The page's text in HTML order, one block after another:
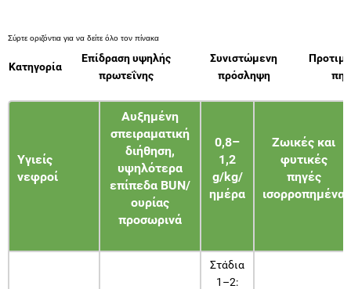
Κατηγορία
Επίδραση υψηλής
πρωτεΐνης
Συνιστώμενη
πρόσληψη
Υγιείς
νεφροί
Αυξημένη
σπειραματική
διήθηση,
υψηλότερα
επίπεδα BUN/
ουρίας
προσωρινά
0,8–
1,2
g/kg/
ημέρα
Ζωικές και
φυτικές
πηγές
ισορροπημένα
Στάδια
1–2: